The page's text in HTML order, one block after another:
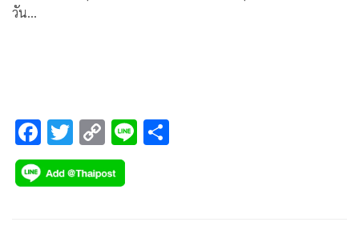
วัน…
F
ac
e
T
wi
tt
C
o
p
Li